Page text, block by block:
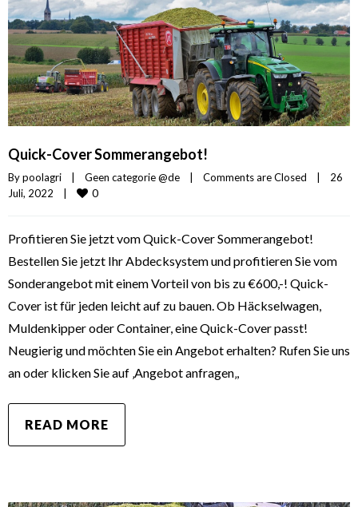
Quick-Cover Sommerangebot!
By poolagri Geen categorie @de Comments are Closed
26
Juli, 2022
0
Profitieren Sie jetzt vom Quick-Cover Sommerangebot!
Bestellen Sie jetzt Ihr Abdecksystem und profitieren Sie vom
Sonderangebot mit einem Vorteil von bis zu €600,-! Quick-
Cover ist für jeden leicht auf zu bauen. Ob Häckselwagen,
Muldenkipper oder Container, eine Quick-Cover passt!
Neugierig und möchten Sie ein Angebot erhalten? Rufen Sie uns
an oder klicken Sie auf ‚Angebot anfragen‚,
READ MORE